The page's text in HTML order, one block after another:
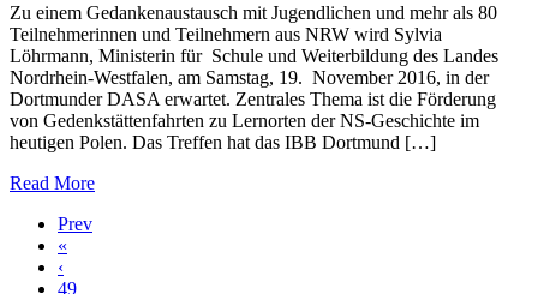
Zu einem Gedankenaustausch mit Jugendlichen und mehr als 80
Teilnehmerinnen und Teilnehmern aus NRW wird Sylvia
Löhrmann, Ministerin für Schule und Weiterbildung des Landes
Nordrhein-Westfalen, am Samstag, 19. November 2016, in der
Dortmunder DASA erwartet. Zentrales Thema ist die Förderung
von Gedenkstättenfahrten zu Lernorten der NS-Geschichte im
heutigen Polen. Das Treffen hat das IBB Dortmund […]
Read More
Prev
«
‹
49